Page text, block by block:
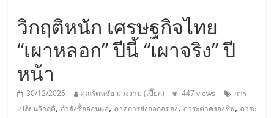
ธุรกิจ
เอ
ส
วิกฤติหนัก เศรษฐกิจไทย
“เผาหลอก” ปีนี้ “เผาจริง” ปี
หน้า
30/12/2025 คุณรัตนชัย ม่วงงาม (เปี๊ยก) 447 views
การ
เปลี่ยนวิกฤติ, กำลังซื้ออ่อนแอ,ภาคการส่งออกลดลง,ภาระค่าครองชีพ,ภาระ